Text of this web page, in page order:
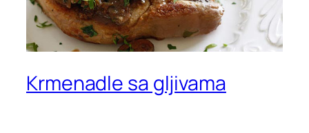
Krmenadle sa gljivama